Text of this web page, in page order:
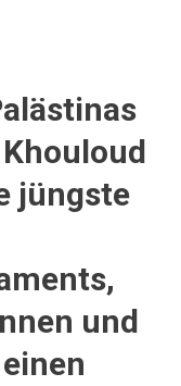
jüngste
und